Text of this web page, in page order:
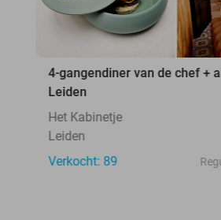
4-gangendiner van de chef +
Leiden
Het Kabinetje
Leiden
Verkocht: 89